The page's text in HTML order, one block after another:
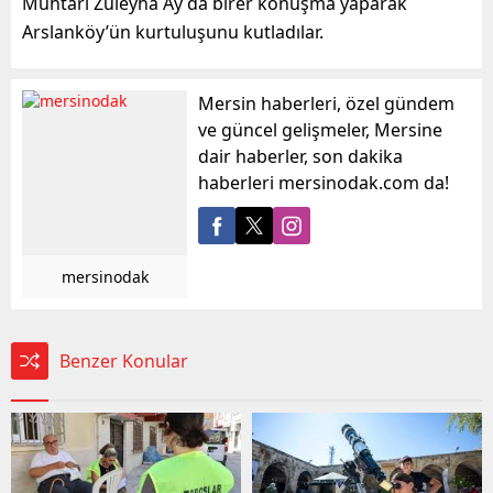
Arslanköy’ün kurtuluşunu kutladılar.
mersinodak
Mersin haberleri, özel gündem
ve güncel gelişmeler, Mersine
dair haberler, son dakika
haberleri mersinodak.com da!
Benzer Konular